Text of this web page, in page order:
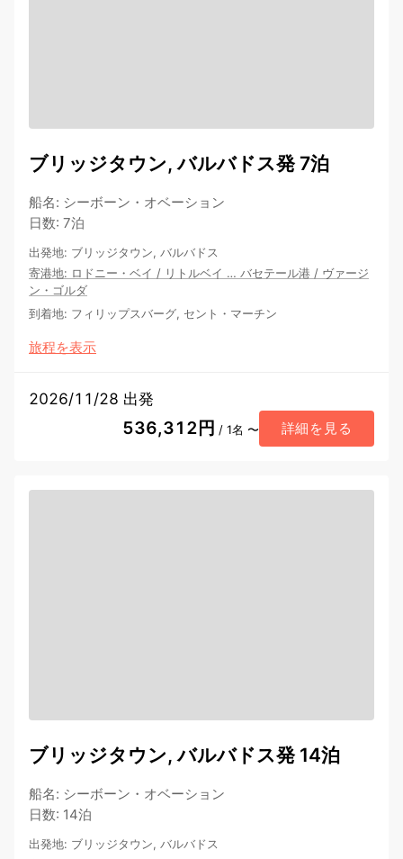
ブリッジタウン, バルバドス発 7泊
船名: シーボーン・オベーション
日数: 7泊
出発地: ブリッジタウン, バルバドス
寄港地: ロドニー・ベイ / リトルベイ … バセテール港 / ヴァージ
ン・ゴルダ
到着地: フィリップスバーグ, セント・マーチン
旅程を表示
2026/11/28 出発
536,312円 / 1名 〜 詳細を見る
ブリッジタウン, バルバドス発 14泊
船名: シーボーン・オベーション
日数: 14泊
出発地: ブリッジタウン, バルバドス